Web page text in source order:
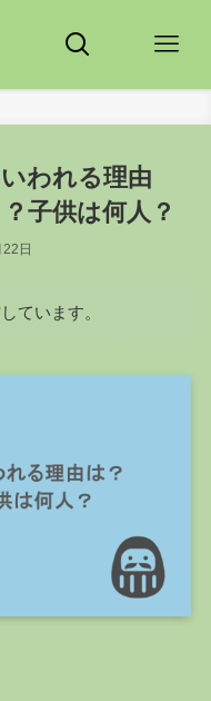
われる理由
子供は何人？
日
ています。